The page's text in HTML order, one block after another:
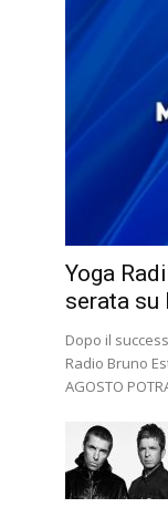
Yoga
serata su
Dopo il
Radio Bruno
AGOSTO